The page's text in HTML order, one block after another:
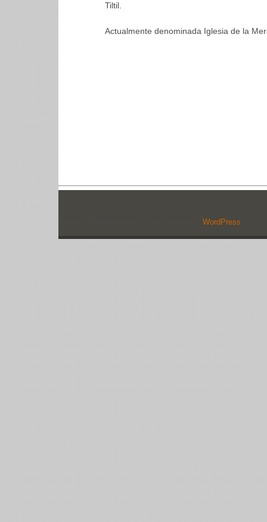
Tiltil.
Actualmente denominada Iglesia de la
WordPress